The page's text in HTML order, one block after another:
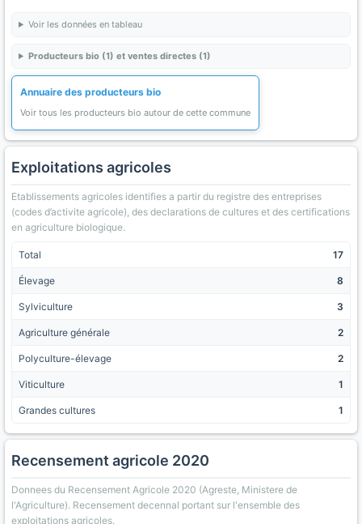
Voir les données en tableau
Producteurs bio (1) et ventes directes (1)
Annuaire des producteurs bio
Voir tous les producteurs bio autour de cette commune
Exploitations agricoles
Etablissements agricoles identifies a partir du registre des entreprises
(codes d’activite agricole), des declarations de cultures et des certifications
en agriculture biologique.
Total 17
Élevage 8
Sylviculture 3
Agriculture générale 2
Polyculture-élevage 2
Viticulture 1
Grandes cultures 1
Recensement agricole 2020
Donnees du Recensement Agricole 2020 (Agreste, Ministere de
l'Agriculture). Recensement decennal portant sur l'ensemble des
exploitations agricoles.